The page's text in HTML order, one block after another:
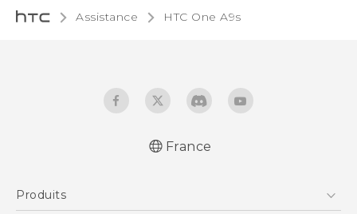
Assistance HTC One A9s‎
France
Produits